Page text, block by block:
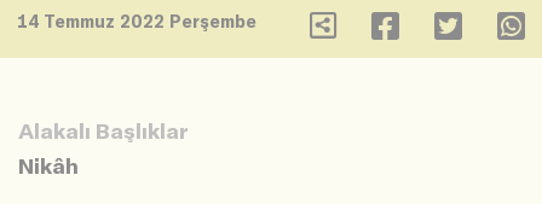
14 Temmuz 2022 Perşembe
Alakalı Başlıklar
Nikâh